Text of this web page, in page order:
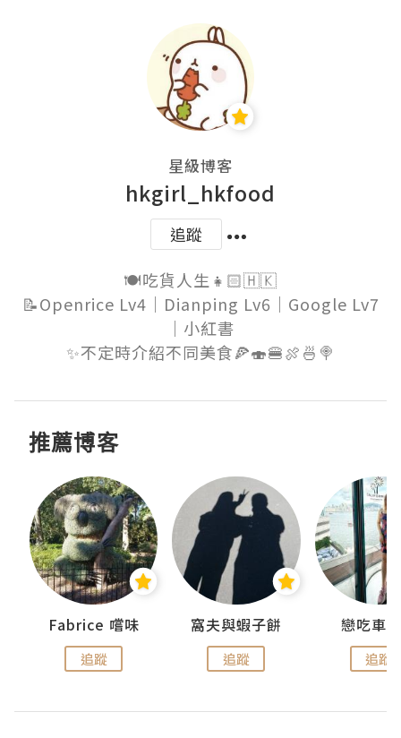
星級博客
hkgirl_hkfood
追蹤
🍽吃貨人生👧🏻🇭🇰
📝Openrice Lv4｜Dianping Lv6｜Google Lv7
｜小紅書
✨不定時介紹不同美食🍕🍣🍔🍖🍜🍭
推薦博客
Fabrice 嚐味
追蹤
窩夫與蝦子餅
追蹤
戀吃車
追蹤